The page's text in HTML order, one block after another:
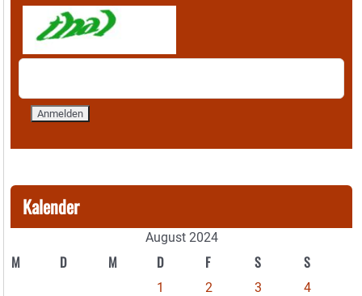
Kalender
August 2024
M D M D F S S
1 2 3
4